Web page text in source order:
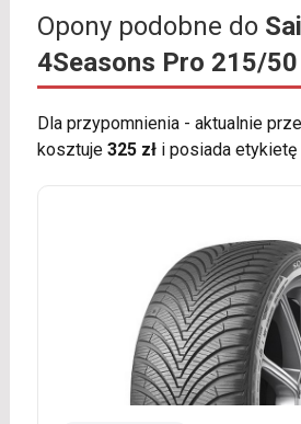
Opony podobne do
4Seasons Pro 215/
Dla przypomnienia - aktualnie
kosztuje 325 złi posiada etykietę